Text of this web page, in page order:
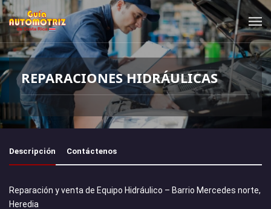
REPARACIONES HIDRÁULICAS
Descripción Contáctenos
Reparación y venta de Equipo Hidráulico – Barrio Mercedes norte,
Heredia